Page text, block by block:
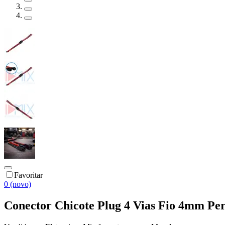
Favoritar
0 (novo)
Conector Chicote Plug 4 Vias Fio 4mm